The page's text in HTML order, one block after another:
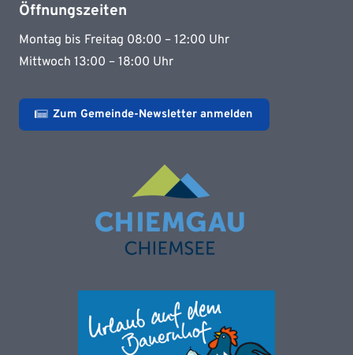
Öffnungszeiten
Montag bis Freitag 08:00 – 12:00 Uhr
Mittwoch 13:00 – 18:00 Uhr
Zum Gemeinde-Newsletter anmelden